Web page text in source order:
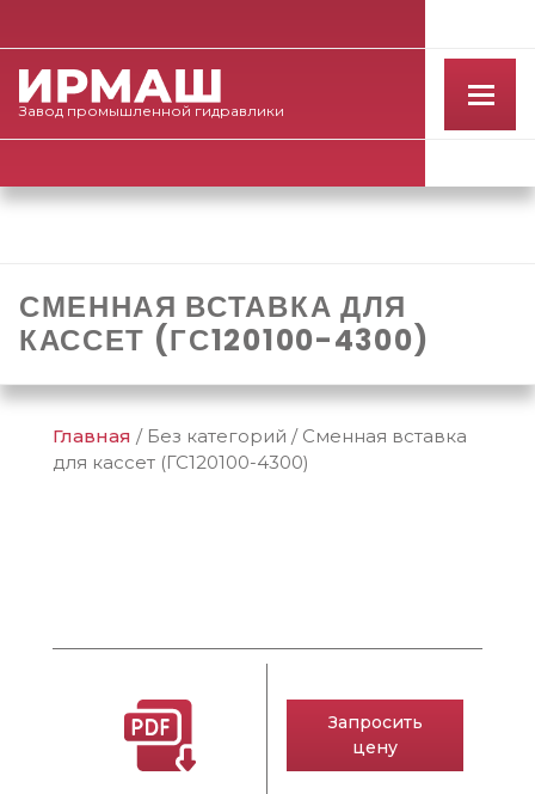
Завод промышленной гидравлики
СМЕННАЯ ВСТАВКА ДЛЯ
КАССЕТ (ГС120100-4300)
Главная / Без категорий / Сменная вставка
для кассет (ГС120100-4300)
Запросить
цену